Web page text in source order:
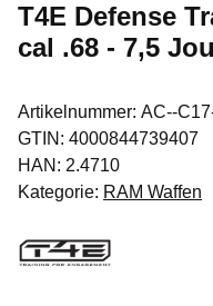
T4E Defense
cal .68 - 7,5
Artikelnummer: AC--
GTIN: 4000844739407
HAN: 2.4710
Kategorie: RAM Waffen